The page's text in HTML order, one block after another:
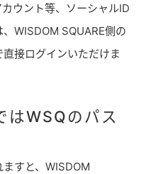
ウント等、ソーシャルID
WISDOM SQUARE側の
接ログインいただけま
はWSQのパス
すと、WISDOM